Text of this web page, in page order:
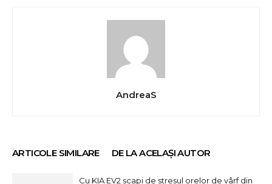
AndreaS
ARTICOLE SIMILARE DE LA ACELAȘI AUTOR
Cu KIA EV2 scapi de stresul orelor de vârf din